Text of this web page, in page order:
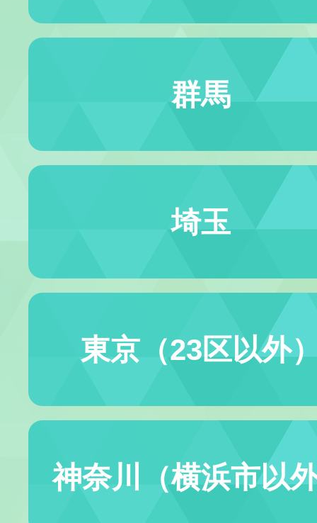
群馬
埼玉
東京（23区以外
神奈川（横浜市以